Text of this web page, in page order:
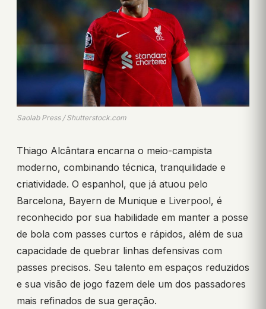
Saolab Press / Shutterstock.com
Thiago Alcântara encarna o meio-campista
moderno, combinando técnica, tranquilidade e
criatividade. O espanhol, que já atuou pelo
Barcelona, Bayern de Munique e Liverpool, é
reconhecido por sua habilidade em manter a posse
de bola com passes curtos e rápidos, além de sua
capacidade de quebrar linhas defensivas com
passes precisos. Seu talento em espaços reduzidos
e sua visão de jogo fazem dele um dos passadores
mais refinados de sua geração.